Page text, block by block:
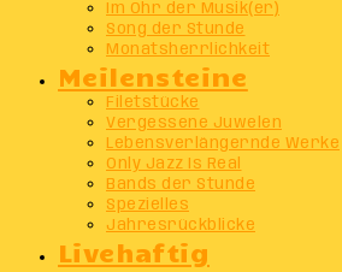
Im Ohr der Musik(er)
Song der Stunde
Monatsherrlichkeit
Meilensteine
Filetstücke
Vergessene Juwelen
Lebensverlängernde Werke
Only Jazz Is Real
Bands der Stunde
Spezielles
Jahresrückblicke
Livehaftig